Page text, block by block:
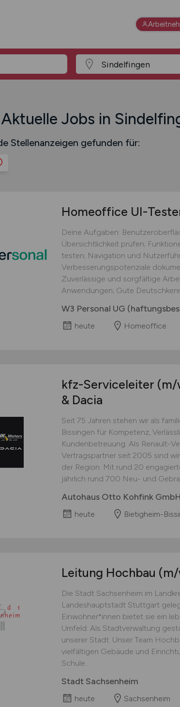
Jobs in
Stellenanzeigen gefunden für:
Homeoffice UI-
Deine Aufgaben:
Übersichtlichkeit prüfen;
testen; Navigation und
Verbesserungspotenziale
Zuverlässige und sorgfältige
Anwendungen; Gute
W3 Personal UG
heute Homeoffice
kfz-Serviceleiter
& Dacia
Seit 75 Jahren stehen wir als
Bissingen für Kompetenz,
Kundenbetreuung. Als Renault-
Vertragspartner seit 2005 sind
der Region. Mit rund 20
jährlich rund 700 Neu- und
Autohaus Otto Kohfink
heute Bietigheim-
Leitung Hochbau
Die Stadt Sachsenheim im
Landeshauptstadt Stuttgart
Einwohner*innen bietet sie ein
Umfeld. Als Stadtverwaltung
unserer Stadt. Unser Team
vielfältigen Gebäude und
Schule...
Stadt Sachsenheim
heute Sachsenheim